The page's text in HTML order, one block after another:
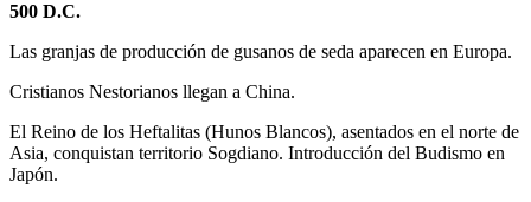
500 D.C.
Las granjas de producción de gusanos de seda aparecen en Europa.
Cristianos Nestorianos llegan a China.
El Reino de los Heftalitas (Hunos Blancos), asentados en el norte de
Asia, conquistan territorio Sogdiano. Introducción del Budismo en
Japón.